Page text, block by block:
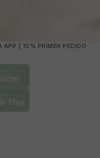
APP | 10% PRIMER PEDIDO